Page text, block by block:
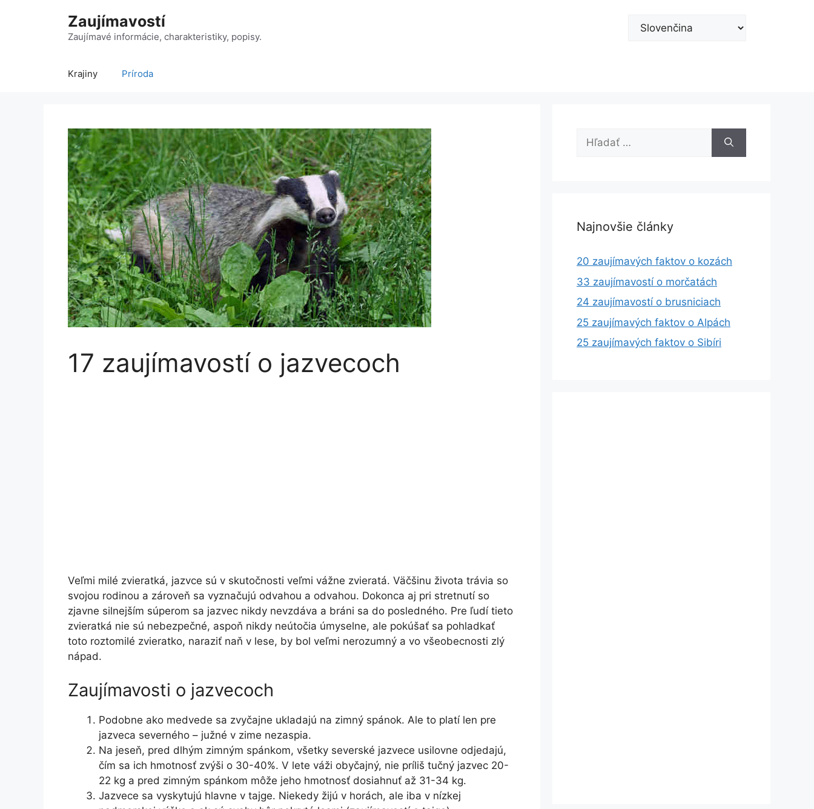
Zaujímavostí
Zaujímavé informácie, charakteristiky, popisy.
Vyberte
Krajiny Príroda
17 zaujímavostí o jazvecoch
Veľmi milé zvieratká, jazvce sú v skutočnosti veľmi vážne zvieratá. Väčšinu života trávia so
svojou rodinou a zároveň sa vyznačujú odvahou a odvahou. Dokonca aj pri stretnutí so
zjavne silnejším súperom sa jazvec nikdy nevzdáva a bráni sa do posledného. Pre ľudí tieto
zvieratká nie sú nebezpečné, aspoň nikdy neútočia úmyselne, ale pokúšať sa pohladkať
toto roztomilé zvieratko, naraziť naň v lese, by bol veľmi nerozumný a vo všeobecnosti zlý
nápad.
Zaujímavosti o jazvecoch
Podobne ako medvede sa zvyčajne ukladajú na zimný spánok. Ale to platí len pre
jazveca severného – južné v zime nezaspia.
Na jeseň, pred dlhým zimným spánkom, všetky severské jazvece usilovne odjedajú,
čím sa ich hmotnosť zvýši o 30-40%. V lete váži obyčajný, nie príliš tučný jazvec 20-
22 kg a pred zimným spánkom môže jeho hmotnosť dosiahnuť až 31-34 kg.
Jazvece sa vyskytujú hlavne v tajge. Niekedy žijú v horách, ale iba v nízkej
Hľadať:
Najnovšie články
20 zaujímavých faktov o kozách
33 zaujímavostí o morčatách
24 zaujímavostí o brusniciach
25 zaujímavých faktov o Alpách
25 zaujímavých faktov o Sibíri